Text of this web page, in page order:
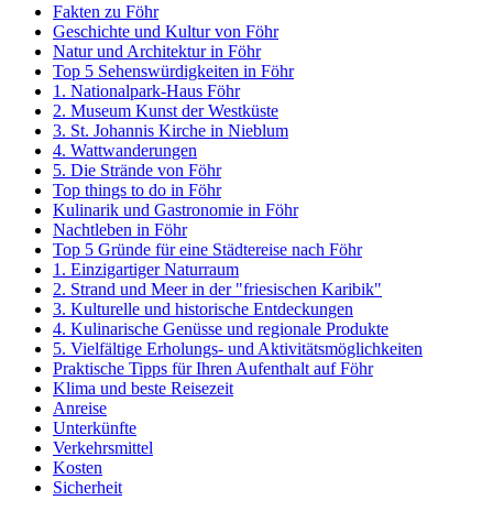
Fakten zu Föhr
Geschichte und Kultur von Föhr
Natur und Architektur in Föhr
Top 5 Sehenswürdigkeiten in Föhr
1. Nationalpark-Haus Föhr
2. Museum Kunst der Westküste
3. St. Johannis Kirche in Nieblum
4. Wattwanderungen
5. Die Strände von Föhr
Top things to do in Föhr
Kulinarik und Gastronomie in Föhr
Nachtleben in Föhr
Top 5 Gründe für eine Städtereise nach Föhr
1. Einzigartiger Naturraum
2. Strand und Meer in der "friesischen Karibik"
3. Kulturelle und historische Entdeckungen
4. Kulinarische Genüsse und regionale Produkte
5. Vielfältige Erholungs- und Aktivitätsmöglichkeiten
Praktische Tipps für Ihren Aufenthalt auf Föhr
Klima und beste Reisezeit
Anreise
Unterkünfte
Verkehrsmittel
Kosten
Sicherheit